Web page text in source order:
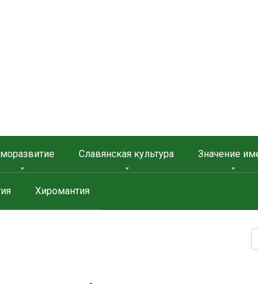
Славянская культура Значение
Хиромантия